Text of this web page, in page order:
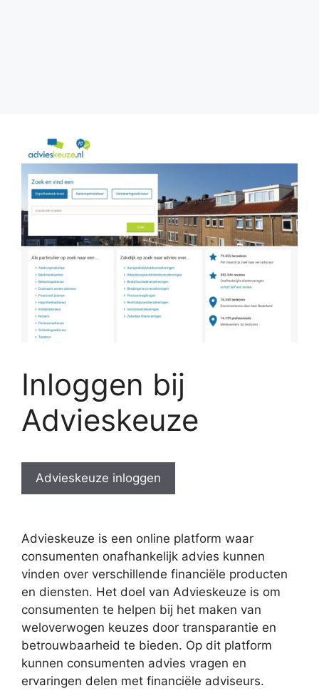
Inloggen bij
Advieskeuze
Advieskeuze inloggen
Advieskeuze is een online platform waar
consumenten onafhankelijk advies kunnen
vinden over verschillende financiële producten
en diensten. Het doel van Advieskeuze is om
consumenten te helpen bij het maken van
weloverwogen keuzes door transparantie en
betrouwbaarheid te bieden. Op dit platform
kunnen consumenten advies vragen en
ervaringen delen met financiële adviseurs.